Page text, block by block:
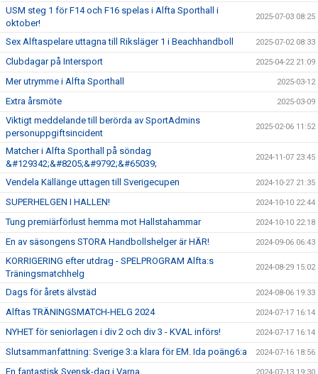
USM steg 1 för F14 och F16 spelas i Alfta Sporthall i
oktober!
2025-07-03 08:25
Sex Alftaspelare uttagna till Riksläger 1 i Beachhandboll 2025-07-02 08:33
Clubdagar på Intersport 2025-04-22 21:09
Mer utrymme i Alfta Sporthall 2025-03-12
Extra årsmöte 2025-03-09
Viktigt meddelande till berörda av SportAdmins
personuppgiftsincident
2025-02-06 11:52
Matcher i Alfta Sporthall på söndag
&#129342;&#8205;&#9792;&#65039;
2024-11-07 23:45
Vendela Källänge uttagen till Sverigecupen 2024-10-27 21:35
SUPERHELGEN I HALLEN! 2024-10-10 22:44
Tung premiärförlust hemma mot Hallstahammar 2024-10-10 22:18
En av säsongens STORA Handbollshelger är HÄR! 2024-09-06 06:43
KORRIGERING efter utdrag - SPELPROGRAM Alfta:s
Träningsmatchhelg
2024-08-29 15:02
Dags för årets älvstäd 2024-08-06 19:33
Alftas TRÄNINGSMATCH-HELG 2024 2024-07-17 16:14
NYHET för seniorlagen i div 2 och div 3 - KVAL införs! 2024-07-17 16:14
Slutsammanfattning: Sverige 3:a klara för EM. Ida poäng6:a 2024-07-16 18:56
En fantastisk Svensk-dag i Varna 2024-07-13 19:30